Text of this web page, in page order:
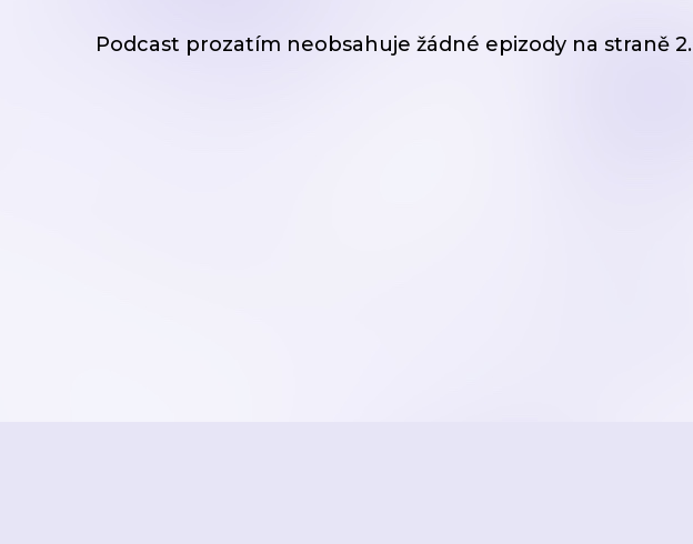
Podcast prozatím neobsahuje žádné epizodyna straně 2.